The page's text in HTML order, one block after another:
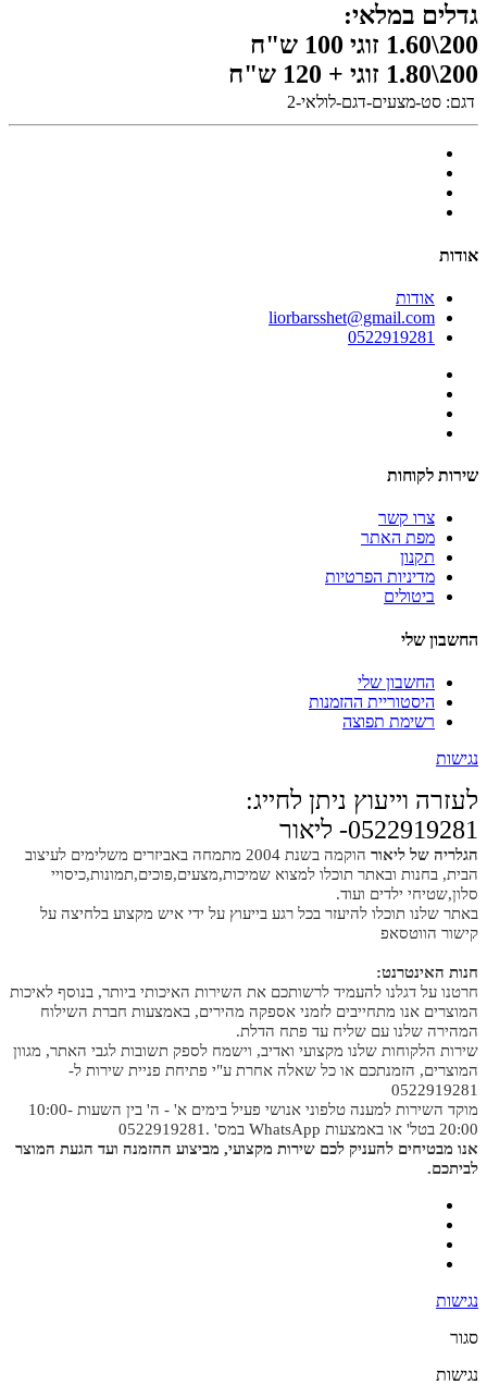
גדלים במלאי:
200\1.60 זוגי 100 ש"ח
200\1.80 זוגי + 120 ש"ח
דגם: סט-מצעים-דגם-לולאי-2
אודות
אודות
liorbarsshet@gmail.com
0522919281
שירות לקוחות
צרו קשר
מפת האתר
תקנון
מדיניות הפרטיות
ביטולים
החשבון שלי
החשבון שלי
היסטוריית ההזמנות
רשימת תפוצה
נגישות
לעזרה וייעוץ ניתן לחייג:
0522919281- ליאור
הגלריה של ליאור
הוקמה בשנת 2004 מתמחה באביזרים משלימים לעיצוב
הבית, בחנות ובאתר תוכלו למצוא שמיכות,מצעים,פוכים,תמונות,כיסויי
סלון,שטיחי ילדים ועוד.
באתר שלנו תוכלו להיעזר בכל רגע בייעוץ על ידי איש מקצוע בלחיצה על
קישור הווטסאפ
חנות האינטרנט:
חרטנו על דגלנו להעמיד לרשותכם את השירות האיכותי ביותר, בנוסף לאיכות
המוצרים אנו מתחייבים לזמני אספקה מהירים, באמצעות חברת השילוח
המהירה שלנו עם שליח עד פתח הדלת.
שירות הלקוחות שלנו מקצועי ואדיב, וישמח לספק תשובות לגבי האתר, מגוון
המוצרים, הזמנתכם או כל שאלה אחרת ע"י פתיחת פניית שירות ל-
0522919281
מוקד השירות למענה טלפוני אנושי פעיל בימים א' - ה' בין השעות 10:00-
20:00 בטל' או באמצעות WhatsApp במס' .0522919281
אנו מבטיחים להעניק לכם שירות מקצועי, מביצוע ההזמנה ועד הגעת המוצר
לביתכם.
נגישות
סגור
נגישות